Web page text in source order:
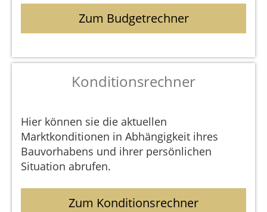
Zum Budgetrechner
Konditionsrechner
Hier können sie die aktuellen
Marktkonditionen in Abhängigkeit ihres
Bauvorhabens und ihrer persönlichen
Situation abrufen.
Zum Konditionsrechner